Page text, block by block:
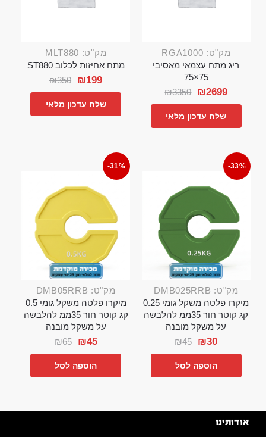
מק"ט: RGA1000
ריג מתח עצמאי מאסיבי
75×75
₪3350 ₪2699
שלח עדכון מלאי
מק"ט: MLT880
מתח אחיזות לכלוב ST880
₪350 ₪199
שלח עדכון מלאי
-33%
מק"ט: DMB025RRB
מיקרו פלטה משקל גומי 0.25
קג קוטר חור 35ממ להלבשה
על משקל מובנה
₪45 ₪30
הוספה לסל
-31%
מק"ט: DMB05RRB
מיקרו פלטה משקל גומי 0.5
קג קוטר חור 35ממ להלבשה
על משקל מובנה
₪65 ₪45
הוספה לסל
אודותינו